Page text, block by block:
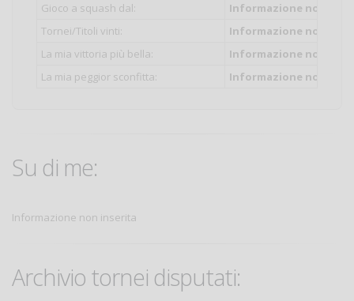
Gioco a squash dal:
Informazione non
Tornei/Titoli vinti:
Informazione non
La mia vittoria più bella:
Informazione non
La mia peggior sconfitta:
Informazione non
Su di me:
Informazione non inserita
Archivio tornei disputati: